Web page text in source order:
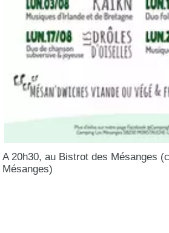
A 20h30, au Bistrot des Mésanges
Mésanges)